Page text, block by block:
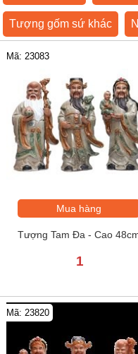
Tượng gốm sứ khác
Mã: 23083
Mua hàng
Tượng Tam Đa - Cao
1
Mã: 23820